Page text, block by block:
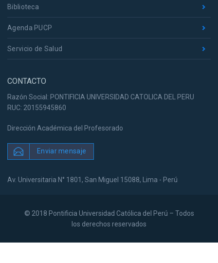
Biblioteca
Agenda PUCP
Servicio de Salud
CONTACTO
Razón Social: PONTIFICIA UNIVERSIDAD CATOLICA DEL PERU
RUC: 20155945860
Dirección Académica del Profesorado
Enviar mensaje
Av. Universitaria N° 1801, San Miguel 15088, Lima - Perú
© 2018 Pontificia Universidad Católica del Perú – Todos
los derechos reservados